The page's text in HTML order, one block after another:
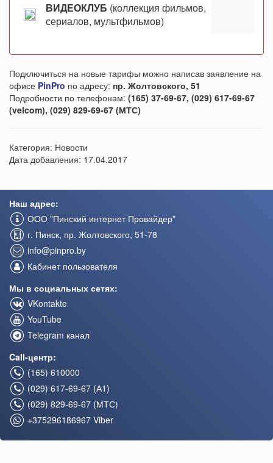
ВИДЕОКЛУБ (коллекция фильмов,
сериалов, мультфильмов)
Подключиться на новые тарифы можно написав заявление на
офисе PinPro по адресу: пр. Жолтовского, 51
Подробности по телефонам: (165) 37-69-67, (029) 617-69-67
(velcom), (029) 829-69-67 (МТС)
Категория: Новости
Дата добавления: 17.04.2017
Наш адрес:
ООО "Пинский интернет Провайдер"
г. Пинск, пр. Жолтовского, 51-78
info@pinpro.by
Кабинет пользователя
Мы в социальных сетях:
VKontakte
YouTube
Telegram канал
Call-центр:
(165) 610000
(029) 617-69-67 (А1)
(029) 829-69-67 (МТС)
+375296186967 Viber